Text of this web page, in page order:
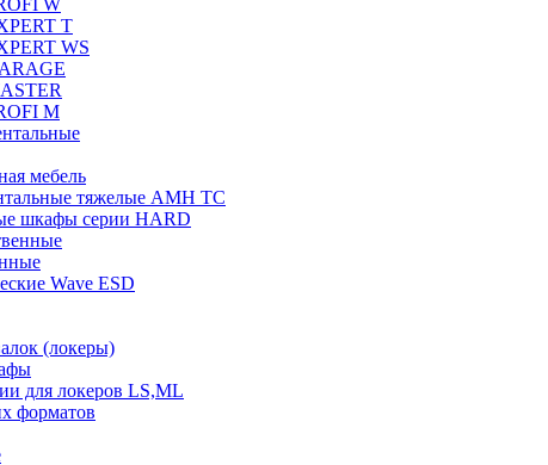
W
T
WS
M
мебель
тяжелые AMH TC
шкафы серии HARD
Wave ESD
(локеры)
для локеров LS,ML
форматов